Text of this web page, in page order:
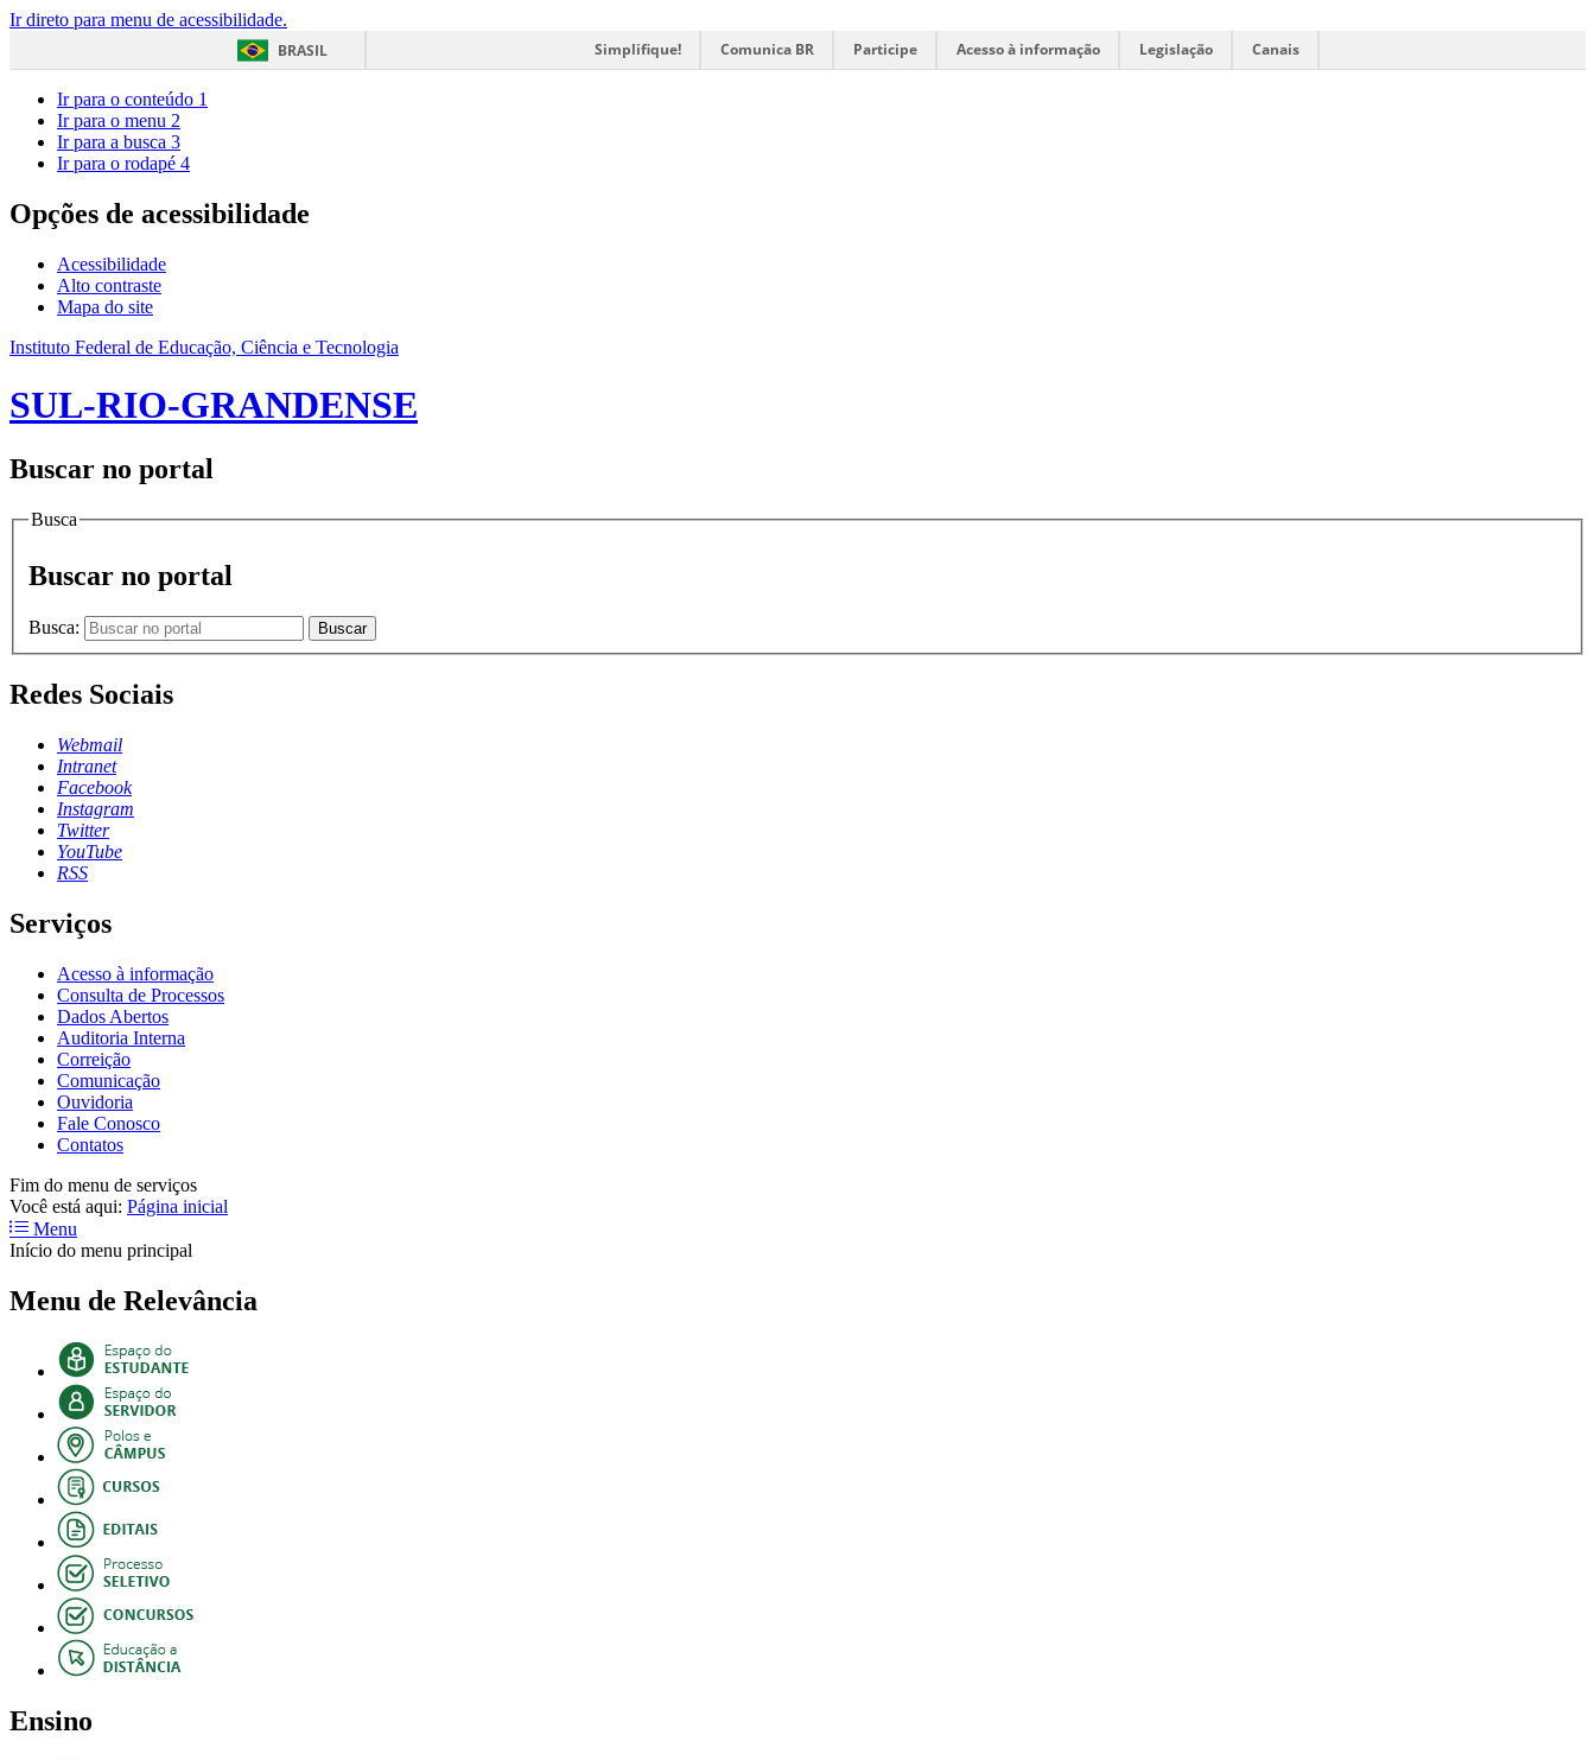
Ir direto para menu de acessibilidade.
BRASIL
Simplifique! Comunica BR Participe Acesso à informação Legislação Canais
Ir para o conteúdo 1
Ir para o menu 2
Ir para a busca 3
Ir para o rodapé 4
Opções de acessibilidade
Acessibilidade
Alto contraste
Mapa do site
Instituto Federal de Educação, Ciência e Tecnologia
SUL-RIO-GRANDENSE
Buscar no portal
Busca
Buscar no portal
Busca: Buscar
Redes Sociais
Webmail
Intranet
Facebook
Instagram
Twitter
YouTube
RSS
Serviços
Acesso à informação
Consulta de Processos
Dados Abertos
Auditoria Interna
Correição
Comunicação
Ouvidoria
Fale Conosco
Contatos
Fim do menu de serviços
Você está aqui: Página inicial
Menu
Início do menu principal
Menu de Relevância
Ensino